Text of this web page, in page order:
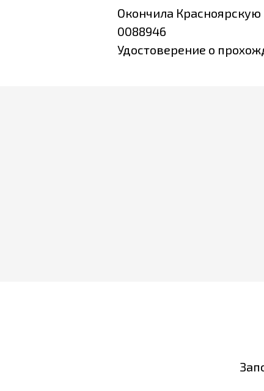
Окончила
0088946
Удостоверение о